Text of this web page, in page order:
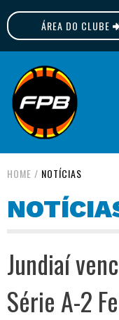
ÁREA DO CLUBE
FPB
HOME / NOTÍCIAS
Jundiaí
Série A-2